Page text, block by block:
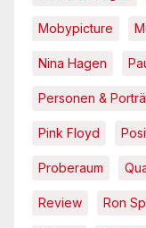
Mobypicture
Nina Hagen
Personen &
Pink Floyd
Proberaum
Review Ron